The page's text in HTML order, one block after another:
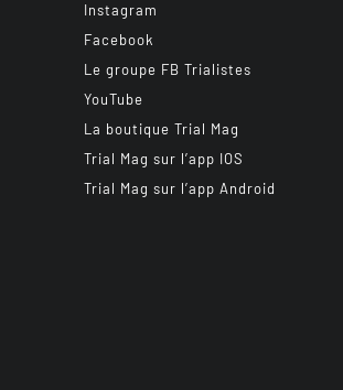
Instagram
Facebook
Le groupe FB Trialistes
YouTube
La boutique Trial Mag
Trial Mag sur l’app IOS
Trial Mag sur l’app Android